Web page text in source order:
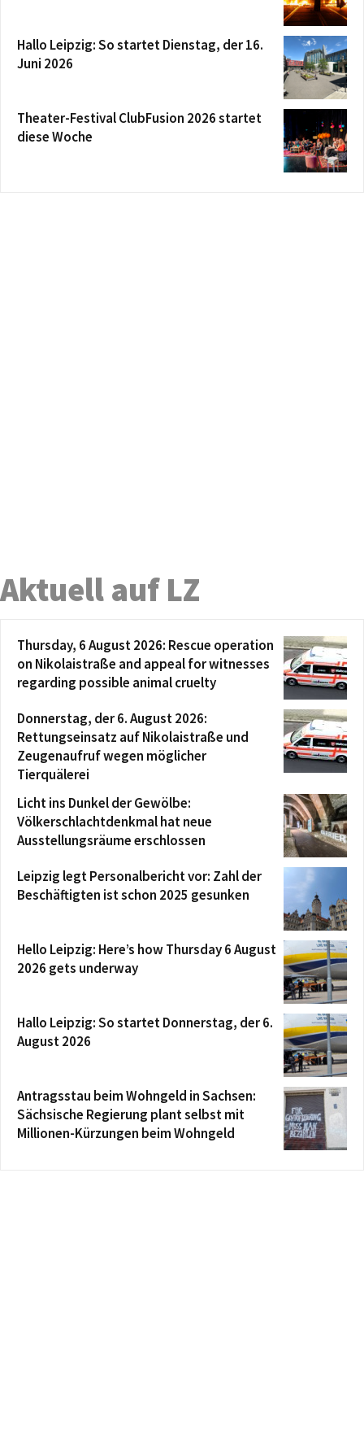
Hallo Leipzig: So startet Dienstag, der 16.
Juni 2026
Theater-Festival ClubFusion 2026 startet
diese Woche
Aktuell auf LZ
Thursday, 6 August 2026: Rescue operation
on Nikolaistraße and appeal for witnesses
regarding possible animal cruelty
Donnerstag, der 6. August 2026:
Rettungseinsatz auf Nikolaistraße und
Zeugenaufruf wegen möglicher
Tierquälerei
Licht ins Dunkel der Gewölbe:
Völkerschlachtdenkmal hat neue
Ausstellungsräume erschlossen
Leipzig legt Personalbericht vor: Zahl der
Beschäftigten ist schon 2025 gesunken
Hello Leipzig: Here’s how Thursday 6 August
2026 gets underway
Hallo Leipzig: So startet Donnerstag, der 6.
August 2026
Antragsstau beim Wohngeld in Sachsen:
Sächsische Regierung plant selbst mit
Millionen-Kürzungen beim Wohngeld